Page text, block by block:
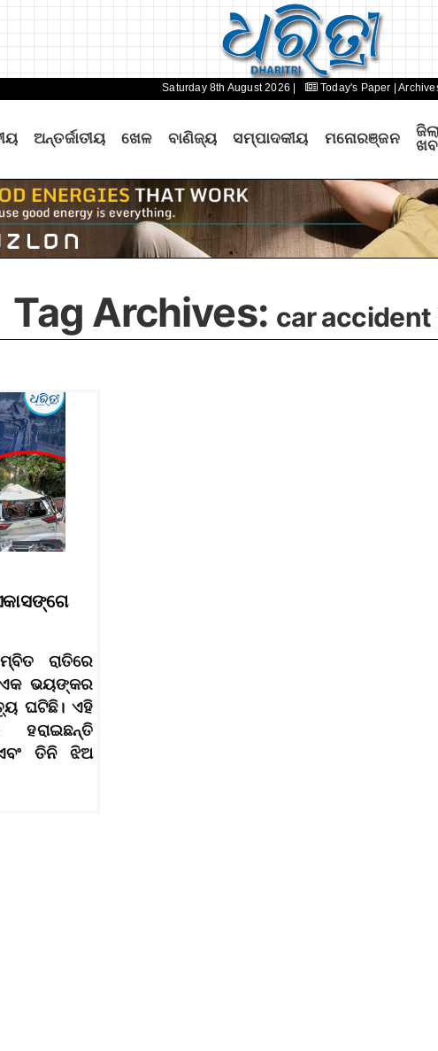
Saturday 8th August 2026 | Today's Paper |
ଅନ୍ତର୍ଜାତୀୟ ଖେଳ ବାଣିଜ୍ୟ ସମ୍ପାଦକୀୟ ମନୋରଞ୍ଜନ
Tag Archives: car accident
ରାତିରେ
ଏକ ଭୟଙ୍କର
ଘଟିଛି। ଏହି
ହରାଇଛନ୍ତି
ତିନି ଝିଅ